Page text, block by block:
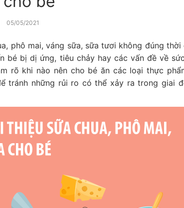
05/05/2021
phô mai, váng sữa, sữa tươi không đúng
bé bị dị ứng, tiêu chảy hay các vấn đề về
rõ khi nào nên cho bé ăn các loại thực
tránh những rủi ro có thể xảy ra trong giai